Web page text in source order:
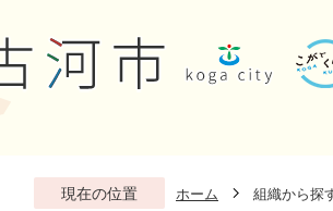
現在の位置 ホーム 組織から探